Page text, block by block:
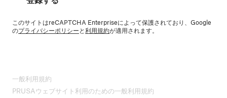
このサイトはreCAPTCHA Enterpriseによって保護されており、Google
のプライバシーポリシーと利用規約が適用されます。
一般利用規約
PRUSAウェブサイト利用のための一般利用規約